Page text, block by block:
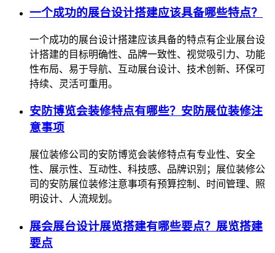
一个成功的展台设计搭建应该具备哪些特点？
一个成功的展台设计搭建应该具备的特点有企业展台设
计搭建的目标明确性、品牌一致性、视觉吸引力、功能
性布局、易于导航、互动展台设计、技术创新、环保可
持续、灵活可重用。
安防博览会装修特点有哪些？安防展位装修注
意事项
展位装修公司的安防博览会装修特点有专业性、安全
性、展示性、互动性、科技感、品牌识别；展位装修公
司的安防展位装修注意事项有预算控制、时间管理、照
明设计、人流规划。
展会展台设计展览搭建有哪些要点？展览搭建
要点